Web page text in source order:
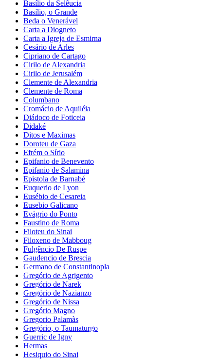
Basílio da Selêucia
Basílio, o Grande
Beda o Venerável
Carta a Diogneto
Carta a Igreja de Esmirna
Cesário de Arles
Cipriano de Cartago
Cirilo de Alexandria
Cirilo de Jerusalém
Clemente de Alexandria
Clemente de Roma
Columbano
Cromácio de Aquiléia
Diádoco de Foticeia
Didaké
Ditos e Maximas
Doroteu de Gaza
Efrém o Sírio
Epifanio de Benevento
Epifanio de Salamina
Epistola de Barnabé
Euquerio de Lyon
Eusébio de Cesareia
Eusebio Galicano
Evágrio do Ponto
Faustino de Roma
Filoteu do Sinai
Filoxeno de Mabboug
Fulgêncio De Ruspe
Gaudencio de Brescia
Germano de Constantinopla
Gregório de Agrigento
Gregório de Narek
Gregório de Nazianzo
Gregório de Nissa
Gregório Magno
Gregorio Palamàs
Gregório, o Taumaturgo
Guerric de Igny
Hermas
Hesiquio do Sinai